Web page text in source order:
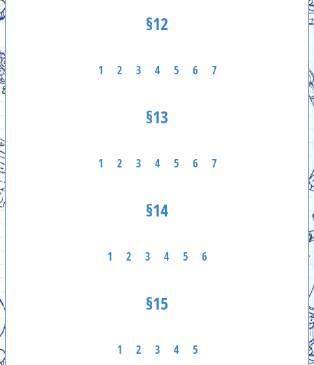
§12
1 2 3 4 5 6 7
§13
1 2 3 4 5 6 7
§14
1 2 3 4 5 6
§15
1 2 3 4 5